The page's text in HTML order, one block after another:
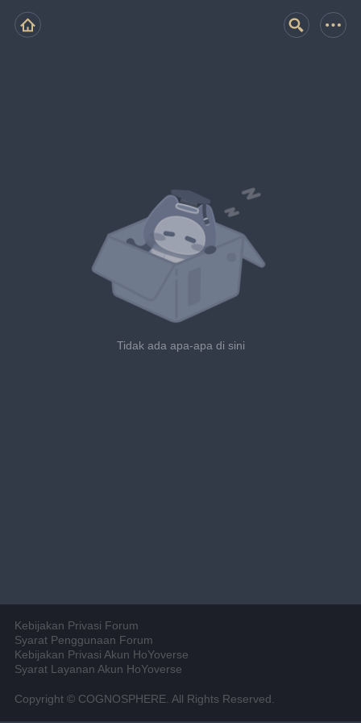
Tidak ada apa-apa di sini
Kebijakan Privasi Forum
Syarat Penggunaan Forum
Kebijakan Privasi Akun HoYoverse
Syarat Layanan Akun HoYoverse
Copyright © COGNOSPHERE. All Rights Reserved.